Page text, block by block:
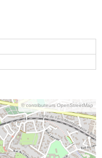
© contributeurs OpenStreetMap